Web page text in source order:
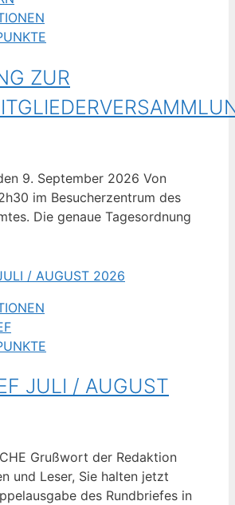
ZUR
9. September 2026 Von
im Besucherzentrum des
Die genaue Tagesordnung
JULI / AUGUST
Grußwort der Redaktion
und Leser, Sie halten jetzt
des Rundbriefes in